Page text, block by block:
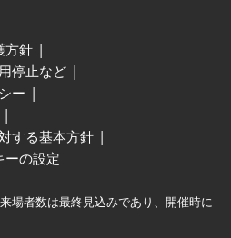
方針
停止など
ー
する基本方針
ーの設定
場者数は最終見込みであり、開催時に